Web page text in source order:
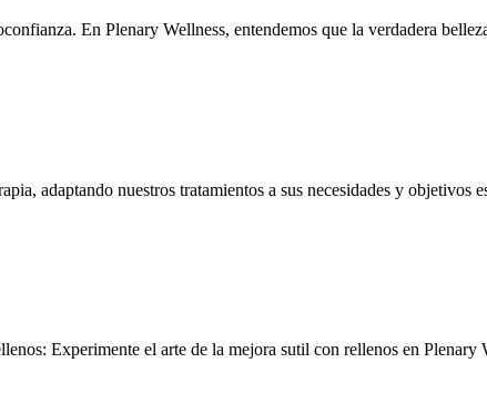
En Plenary Wellness, entendemos que la verdadera
adaptando nuestros tratamientos a sus necesidades y objetivos
Experimente el arte de la mejora sutil con rellenos en Plenary